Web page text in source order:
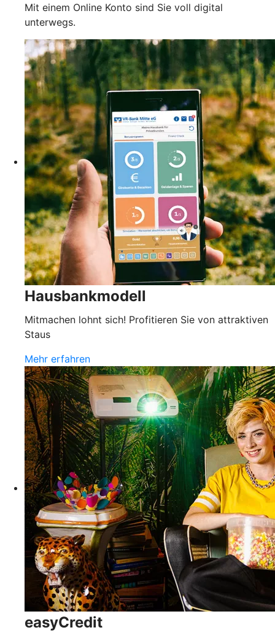
Mit einem Online Konto sind Sie voll digital
unterwegs.
Hausbankmodell
Mitmachen lohnt sich! Profitieren Sie von attraktiven
Staus
Mehr erfahren
easyCredit